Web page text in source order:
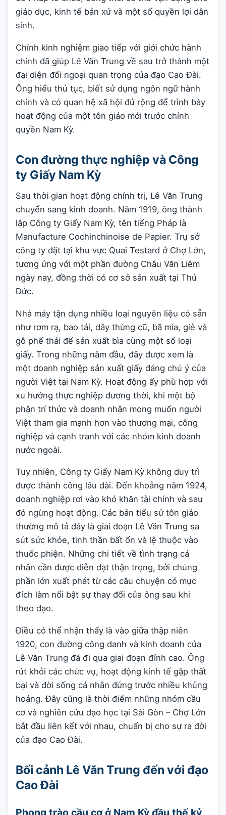
giáo dục, kinh tế bản xứ và một số quyền lợi dân
sinh.
Chính kinh nghiệm giao tiếp với giới chức hành
chính đã giúp Lê Văn Trung về sau trở thành một
đại diện đối ngoại quan trọng của đạo Cao Đài.
Ông hiểu thủ tục, biết sử dụng ngôn ngữ hành
chính và có quan hệ xã hội đủ rộng để trình bày
hoạt động của một tôn giáo mới trước chính
quyền Nam Kỳ.
Con đường thực nghiệp và Công
ty Giấy Nam Kỳ
Sau thời gian hoạt động chính trị, Lê Văn Trung
chuyển sang kinh doanh. Năm 1919, ông thành
lập Công ty Giấy Nam Kỳ, tên tiếng Pháp là
Manufacture Cochinchinoise de Papier. Trụ sở
công ty đặt tại khu vực Quai Testard ở Chợ Lớn,
tương ứng với một phần đường Châu Văn Liêm
ngày nay, đồng thời có cơ sở sản xuất tại Thủ
Đức.
Nhà máy tận dụng nhiều loại nguyên liệu có sẵn
như rơm rạ, bao tải, dây thừng cũ, bã mía, giẻ và
gỗ phế thải để sản xuất bìa cùng một số loại
giấy. Trong những năm đầu, đây được xem là
một doanh nghiệp sản xuất giấy đáng chú ý của
người Việt tại Nam Kỳ. Hoạt động ấy phù hợp với
xu hướng thực nghiệp đương thời, khi một bộ
phận trí thức và doanh nhân mong muốn người
Việt tham gia mạnh hơn vào thương mại, công
nghiệp và cạnh tranh với các nhóm kinh doanh
nước ngoài.
Tuy nhiên, Công ty Giấy Nam Kỳ không duy trì
được thành công lâu dài. Đến khoảng năm 1924,
doanh nghiệp rơi vào khó khăn tài chính và sau
đó ngừng hoạt động. Các bản tiểu sử tôn giáo
thường mô tả đây là giai đoạn Lê Văn Trung sa
sút sức khỏe, tinh thần bất ổn và lệ thuộc vào
thuốc phiện. Những chi tiết về tình trạng cá
nhân cần được diễn đạt thận trọng, bởi chúng
phần lớn xuất phát từ các câu chuyện có mục
đích làm nổi bật sự thay đổi của ông sau khi
theo đạo.
Điều có thể nhận thấy là vào giữa thập niên
1920, con đường công danh và kinh doanh của
Lê Văn Trung đã đi qua giai đoạn đỉnh cao. Ông
rút khỏi các chức vụ, hoạt động kinh tế gặp thất
bại và đời sống cá nhân đứng trước nhiều khủng
hoảng. Đây cũng là thời điểm những nhóm cầu
cơ và nghiên cứu đạo học tại Sài Gòn – Chợ Lớn
bắt đầu liên kết với nhau, chuẩn bị cho sự ra đời
của đạo Cao Đài.
Bối cảnh Lê Văn Trung đến với đạo
Cao Đài
Phong trào cầu cơ ở Nam Kỳ đầu thế kỷ